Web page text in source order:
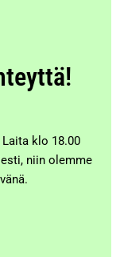
klo 18.00
niin olemme